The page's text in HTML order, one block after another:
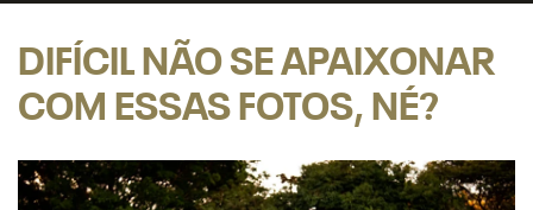
DIFÍCIL NÃO SE APAIXONAR
COM ESSAS FOTOS, NÉ?